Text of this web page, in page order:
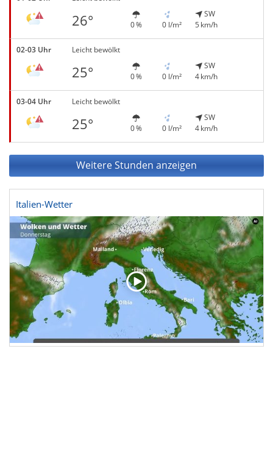
26° 0 % 0 l/m²
SW
5 km/h
02-03 Uhr Leicht bewölkt
25° 0 % 0 l/m²
SW
4 km/h
03-04 Uhr Leicht bewölkt
25° 0 % 0 l/m²
SW
4 km/h
Weitere Stunden anzeigen
Italien-Wetter